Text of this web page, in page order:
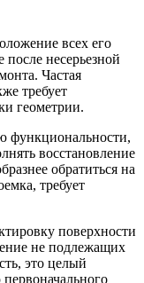
всех его
после несерьезной
Частая
требует
геометрии.
функциональности,
восстановление
обратиться на
требует
поверхности
не подлежащих
это целый